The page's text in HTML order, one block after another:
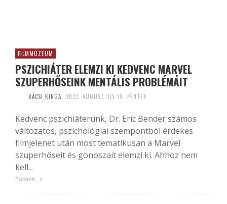
FILMMÚZEUM
PSZICHIÁTER ELEMZI KI KEDVENC MARVEL
SZUPERHŐSEINK MENTÁLIS PROBLÉMÁIT
BÁCSI KINGA 2022. AUGUSZTUS 19. PÉNTEK
Kedvenc pszichiáterünk, Dr. Eric Bender számos
változatos, pszichológiai szempontból érdekes
filmjelenet után most tematikusan a Marvel
szuperhőseit és gonoszait elemzi ki. Ahhoz nem
kell...
Tovább